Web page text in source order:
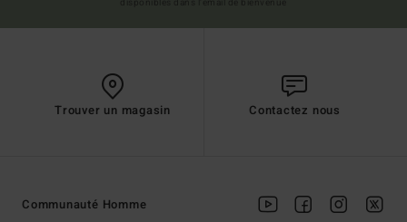
Trouver un magasin Contactez nous
Communauté Homme